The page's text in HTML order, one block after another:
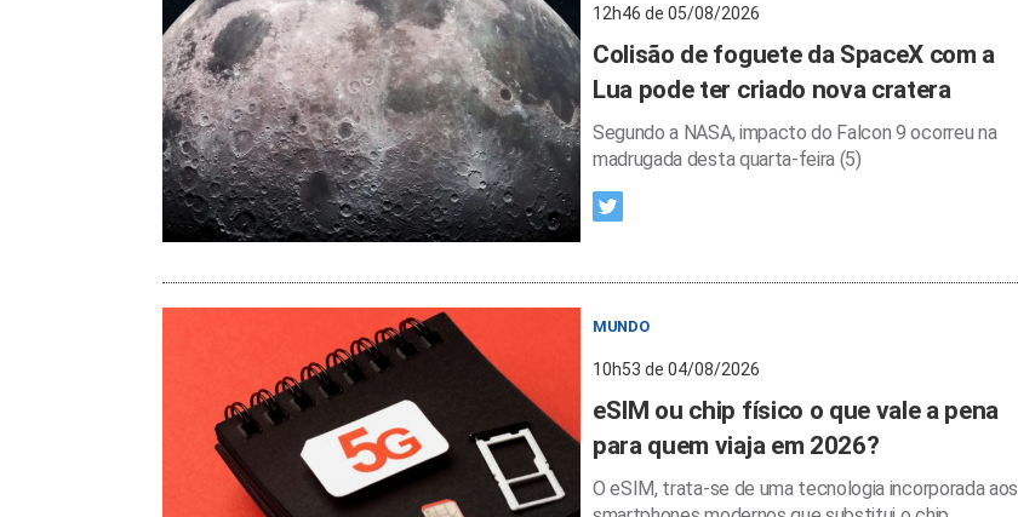
12h46 de 05/08/2026
Colisão de foguete da SpaceX com a
Lua pode ter criado nova cratera
Segundo a NASA, impacto do Falcon 9 ocorreu na
madrugada desta quarta-feira (5)
MUNDO
10h53 de 04/08/2026
eSIM ou chip físico o que vale a pena
para quem viaja em 2026?
O eSIM, trata-se de uma tecnologia incorporada aos